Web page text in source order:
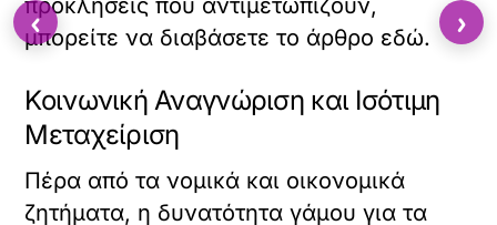
προκλήσεις που αντιμετωπίζουν,
μπορείτε να διαβάσετε το άρθρο εδώ.
Κοινωνική Αναγνώριση και Ισότιμη
Μεταχείριση
Πέρα από τα νομικά και οικονομικά
ζητήματα, η δυνατότητα γάμου για τα
‹ ›